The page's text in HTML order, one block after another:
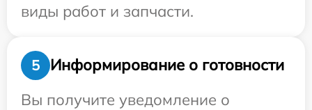
виды работ и запчасти.
5
Информирование о готовности
Вы получите уведомление о